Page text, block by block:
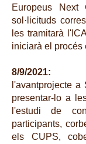
Europeus Next
sol·licituds
les tramitarà
iniciarà el procés
8/9/2021:
l'avantprojecte
presentar-lo a
l'estudi de
participants,
els CUPS,